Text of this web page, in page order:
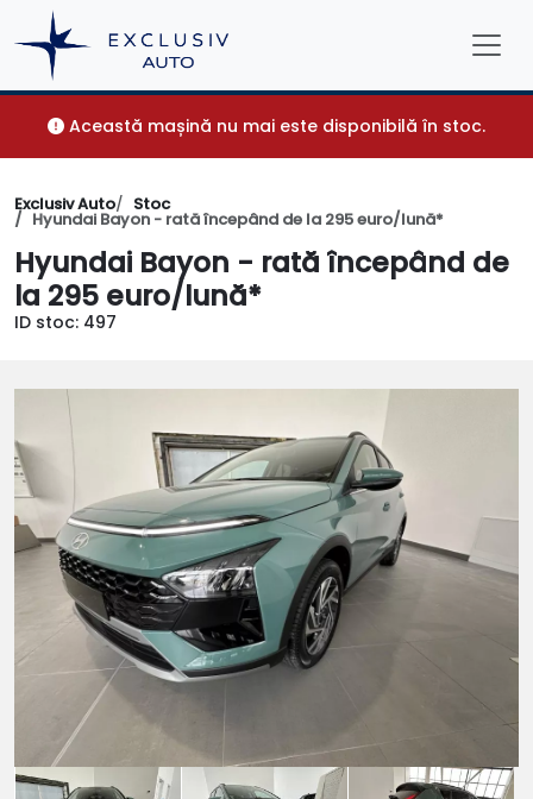
Această mașină nu mai este disponibilă în stoc.
Exclusiv Auto Stoc
Hyundai Bayon - rată începând de la 295 euro/lună*
Hyundai Bayon - rată începând de
la 295 euro/lună*
ID stoc: 497